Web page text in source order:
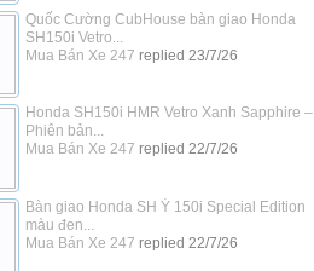
Quốc Cường CubHouse bàn giao Honda
SH150i Vetro...
Mua Bán Xe 247 replied 23/7/26
Honda SH150i HMR Vetro Xanh Sapphire –
Phiên bản...
Mua Bán Xe 247 replied 22/7/26
Bàn giao Honda SH Ý 150i Special Edition
màu đen...
Mua Bán Xe 247 replied 22/7/26